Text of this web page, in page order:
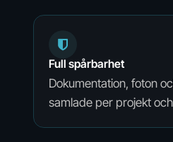
Full spårbarhet
Dokumentation, foton
samlade per projekt